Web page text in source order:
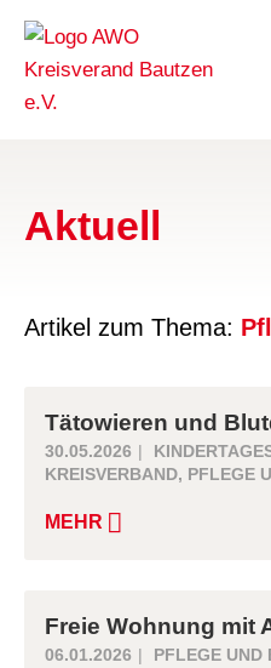
Aktuell
Artikel zum Thema:
Tätowieren und
30.05.2026
KREISVERBAND, PFLEGE
MEHR
Freie Wohnung mit
06.01.2026 PFLEGE UND